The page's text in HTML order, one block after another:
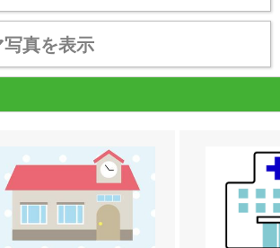
真を表示